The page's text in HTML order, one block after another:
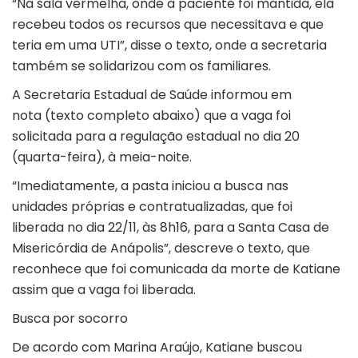
“Na sala vermelha, onde a paciente foi mantida, ela
recebeu todos os recursos que necessitava e que
teria em uma UTI”, disse o texto, onde a secretaria
também se solidarizou com os familiares.
A Secretaria Estadual de Saúde informou em
nota (texto completo abaixo) que a vaga foi
solicitada para a regulação estadual no dia 20
(quarta-feira), à meia-noite.
“Imediatamente, a pasta iniciou a busca nas
unidades próprias e contratualizadas, que foi
liberada no dia 22/11, às 8h16, para a Santa Casa de
Misericórdia de Anápolis”, descreve o texto, que
reconhece que foi comunicada da morte de Katiane
assim que a vaga foi liberada.
Busca por socorro
De acordo com Marina Araújo, Katiane buscou